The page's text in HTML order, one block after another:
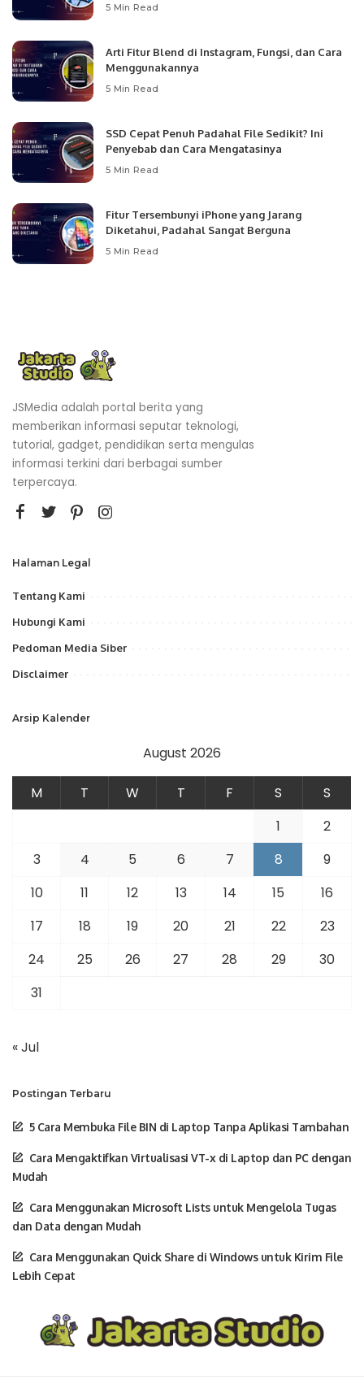
5 Min Read
Arti Fitur Blend di Instagram, Fungsi, dan Cara
Menggunakannya
5 Min Read
SSD Cepat Penuh Padahal File Sedikit? Ini
Penyebab dan Cara Mengatasinya
5 Min Read
Fitur Tersembunyi iPhone yang Jarang
Diketahui, Padahal Sangat Berguna
5 Min Read
JSMedia adalah portal berita yang
memberikan informasi seputar teknologi,
tutorial, gadget, pendidikan serta mengulas
informasi terkini dari berbagai sumber
terpercaya.
Halaman Legal
Tentang Kami
Hubungi Kami
Pedoman Media Siber
Disclaimer
Arsip Kalender
August 2026
M T W T F S
S
1
2
3
4 5 6 7 8
9
10
11 12 13 14 15
16
17
18 19 20 21 22
23
24
25 26 27 28 29
30
31
« Jul
Postingan Terbaru
5 Cara Membuka File BIN di Laptop Tanpa Aplikasi Tambahan
Cara Mengaktifkan Virtualisasi VT-x di Laptop dan PC dengan
Mudah
Cara Menggunakan Microsoft Lists untuk Mengelola Tugas
dan Data dengan Mudah
Cara Menggunakan Quick Share di Windows untuk Kirim File
Lebih Cepat